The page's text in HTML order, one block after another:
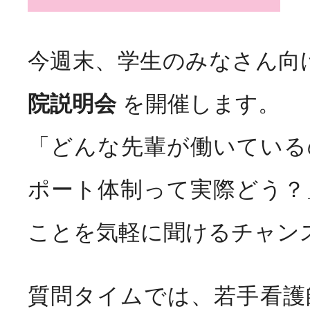
インターンシップ
病院説明会
お知らせ News
今週末、学生のみなさん
院説明会を開催します。
「どんな先輩が働いてい
ポート体制って実際どう
ことを気軽に聞けるチャン
質問タイムでは、若手看